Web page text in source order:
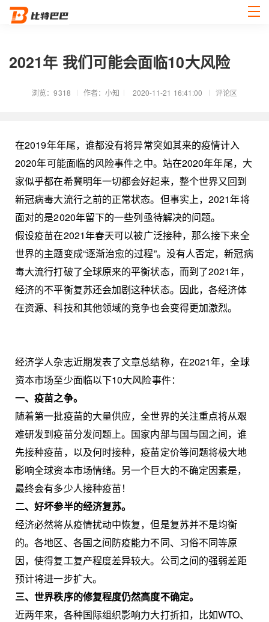
2021年 我们可能会面临10大风险
浏览：9318 作者：小知 2020-11-21 16:41:00 评论区
在2019年年尾，谁都没有将异常突如其来的疫情计入
2020年可能面临的风险事件之中。站在2020年年尾，大
家似乎都在希冀明年一切都会好起来，整个世界又回到
新冠病毒大流行之前的正常状态。但事实上，2021年将
面对的是2020年留下的一些列亟待解决的问题。
假设疫苗在2021年春天可以被广泛接种，那么接下来全
世界的主题变成“逐渐治愈的过程”。没有人否定，新冠病
毒大流行打破了全球原来的平衡状态，而到了2021年，
经济的不平衡复苏还会加剧这种状态。因此，各经济体
在资源、科技和其他领域的竞争也会变得更加激烈。
经济学人杂志近期发表了文章总结称，在2021年，全球
资本市场至少面临以下10大风险事件：
一、疫苗之争。
随着第一批疫苗的大量供应，全世界的关注重点将从艰
难研发到疫苗分发问题上。国家内部与国与国之间，谁
先接种疫苗，以及何时接种，疫苗定价等问题将极大地
影响全球资本市场情绪。另一个巨大的不确定因素是，
最终会有多少人接种疫苗！
二、好坏参半的经济复苏。
经济必然将从疫情扰动中恢复，但是复苏并不是均衡
的。各地区、各国之间防疫能力不同、习俗不同等原
因，使得复工复产程度差异较大。公司之间的强弱差距
预计将进一步扩大。
三、世界秩序的修复程度仍然高度不确定。
近两年来，各种国际组织影响力大打折扣，比如WTO、